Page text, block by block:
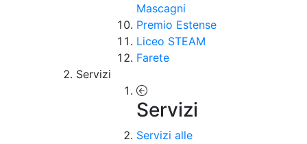
Mascagni
Premio Estense
Liceo STEAM
Farete
Servizi
Servizi
Servizi alle